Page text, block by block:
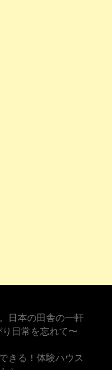
日本の田舎の一軒
日常を忘れて〜
きる！体験ハウス